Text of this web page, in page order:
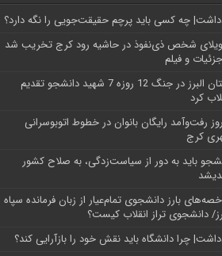
‌چه کسی باید پرچم حقیقت‌جویی را نگه دارد؟
شخص ذی‌نفوذ در حاشیه‌ رود کرج تخریب شد
و فیلم
استان البرز در جنگ 12 روزه 7 شهید دانشجو تقدیم
کرد
3 روز رفت‌وآمد رایگان بانوان در خطوط اتوبوسرانی
کرج
باید به دور از سیاست‌زدگی، به صلاح کشور
بارز دانشجوی تمام‌عیار از زبان فرمانده سپاه
دانشجوی تراز انقلاب کیست؟
چرا دانشگاه باید نقش خود را بازآرایی کند؟